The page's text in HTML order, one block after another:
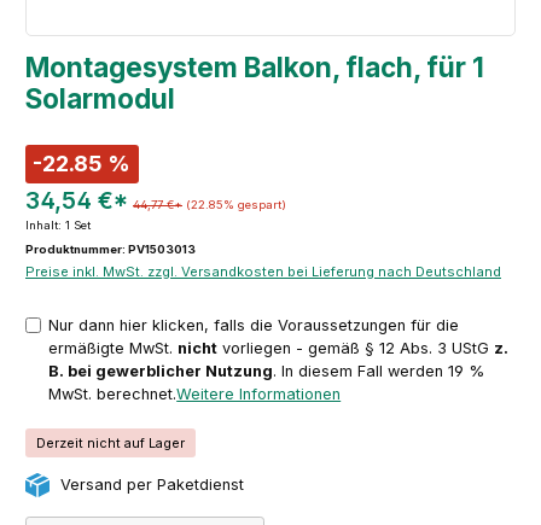
Montagesystem Balkon, flach, für 1
Solarmodul
-22.85 %
34,54 €* 44,77 €* (22.85% gespart)
Inhalt: 1 Set
Produktnummer: PV1503013
Preise inkl. MwSt. zzgl. Versandkosten bei Lieferung nach Deutschland
Nur dann hier klicken, falls die Voraussetzungen für die
ermäßigte MwSt. nicht vorliegen - gemäß § 12 Abs. 3 UStG z.
B. bei gewerblicher Nutzung. In diesem Fall werden 19 %
MwSt. berechnet.Weitere Informationen
Derzeit nicht auf Lager
Versand per Paketdienst